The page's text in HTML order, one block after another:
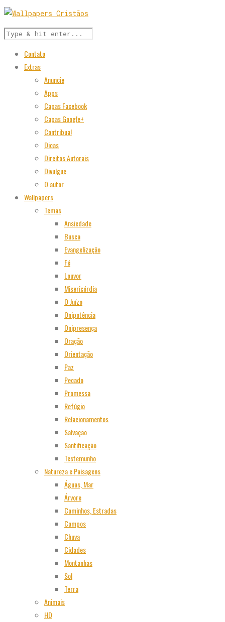
Contato
Extras
Anuncie
Apps
Capas Facebook
Capas Google+
Contribua!
Dicas
Direitos Autorais
Divulgue
O autor
Wallpapers
Temas
Ansiedade
Busca
Evangelização
Fé
Louvor
Misericórdia
O Juízo
Onipotência
Onipresença
Oração
Orientação
Paz
Pecado
Promessa
Refúgio
Relacionamentos
Salvação
Santificação
Testemunho
Natureza e Paisagens
Águas, Mar
Árvore
Caminhos, Estradas
Campos
Chuva
Cidades
Montanhas
Sol
Terra
Animais
HD